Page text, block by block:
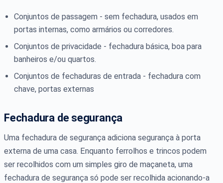
Conjuntos de passagem - sem fechadura, usados em
portas internas, como armários ou corredores.
Conjuntos de privacidade - fechadura básica, boa para
banheiros e/ou quartos.
Conjuntos de fechaduras de entrada - fechadura com
chave, portas externas
Fechadura de segurança
Uma fechadura de segurança adiciona segurança à porta
externa de uma casa. Enquanto ferrolhos e trincos podem
ser recolhidos com um simples giro de maçaneta, uma
fechadura de segurança só pode ser recolhida acionando-a